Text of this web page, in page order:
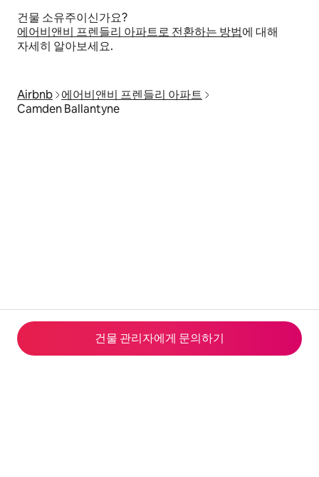
건물 관리자에게 문의하기
건물 소유주이신가요?
에어비앤비 프렌들리 아파트로 전환하는 방법에 대해
자세히 알아보세요.
Airbnb
에어비앤비 프렌들리 아파트
Camden Ballantyne